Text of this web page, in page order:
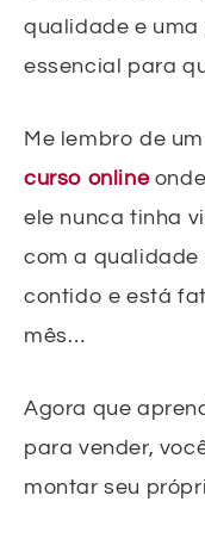
qualidade e
essencial para
Me lembro de
curso online
ele nunca tinha
com a qualidade
contido e está
mês…
Agora que
para vender,
montar seu